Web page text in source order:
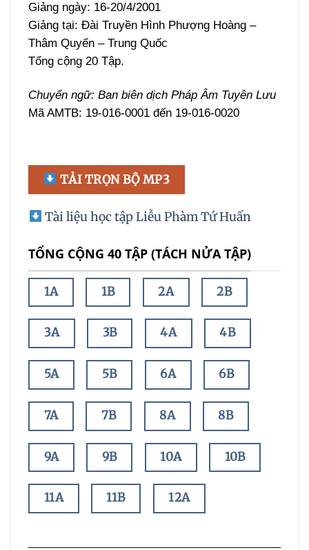
Giảng ngày: 16-20/4/2001
Giảng tại: Đài Truyền Hình Phượng Hoàng –
Thâm Quyến – Trung Quốc
Tổng cộng 20 Tập.
Chuyển ngữ: Ban biên dịch Pháp Âm Tuyên Lưu
Mã AMTB: 19-016-0001 đến 19-016-0020
TẢI TRỌN BỘ MP3
Tài liệu học tập Liễu Phàm Tứ Huấn
TỔNG CỘNG 40 TẬP (TÁCH NỬA TẬP)
1A 1B 2A 2B
3A 3B 4A 4B
5A 5B 6A 6B
7A 7B 8A 8B
9A 9B 10A 10B
11A 11B 12A